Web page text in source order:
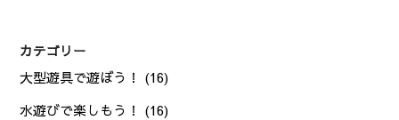
カテゴリー
大型遊具で遊ぼう！ (16)
水遊びで楽しもう！ (16)